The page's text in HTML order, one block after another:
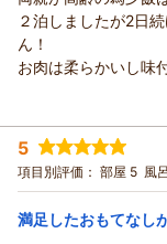
この度はホテル・
がとうございます。
またご感想をお寄
私共では、温泉大
ご利用いただくお
過日はご夕食の黒
よりでございます。
また、ビュッフェ
し、重ね重ね御礼
２泊しましたが2日
ん！
お肉は柔らかいし味
スタッフの皆様も
宿泊時期： 2026年07月
投稿者： マミさん
宿泊プラン： ルームサ
べるメニュー）ボトル
宿泊価格帯： 12,001～
5
項目別評価： 部屋 5 風
満足したおもてなし